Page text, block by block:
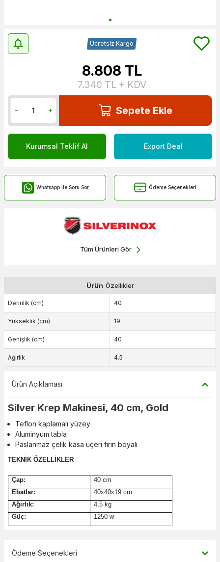
Ücretsiz Kargo
8.808 TL
7.340 TL + KDV
Sepete Ekle
Kurumsal Teklif Al Export Deal
Whatsapp İle Soru Sor Ödeme Seçenekleri
Tüm Ürünleri Gör
Ürün Özellikler
Derinlik (cm) 40
Yükseklik (cm) 19
Genişlik (cm) 40
Ağırlık 4.5
Ürün Açıklaması
Silver Krep Makinesi, 40 cm, Gold
Teflon kaplamalı yüzey
Aluminyum tabla
Paslanmaz çelik kasa üçeri fırın boyalı
TEKNİK ÖZELLİKLER
Çap:
40 cm
Ebatlar:
40x40x19 cm
Ağırlık:
4,5 kg
Güç:
1250 w
Ödeme Seçenekleri